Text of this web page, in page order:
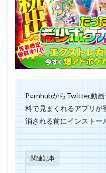
P○rnhubからTwitter動画
料で見まくれるアプリが
消される前にインストー
関連記事